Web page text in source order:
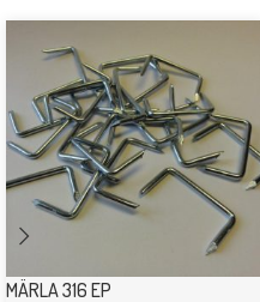
MÄRLA 316 EP